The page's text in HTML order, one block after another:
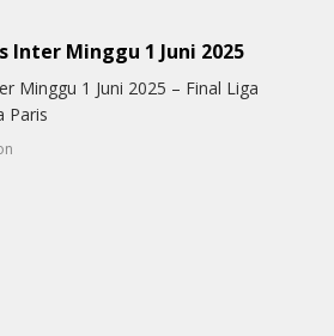
Inter Minggu 1 Juni 2025
Minggu 1 Juni 2025 – Final Liga
Paris